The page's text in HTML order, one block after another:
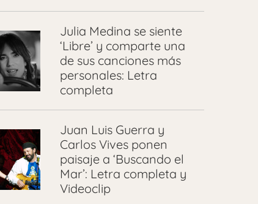
Julia Medina se siente
‘Libre’ y comparte una
de sus canciones más
personales: Letra
completa
Juan Luis Guerra y
Carlos Vives ponen
paisaje a ‘Buscando el
Mar’: Letra completa y
Videoclip